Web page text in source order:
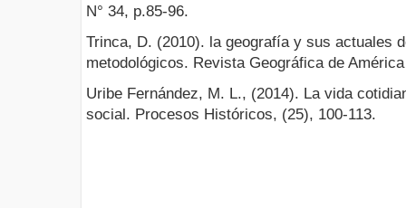
N° 34, p.85-96.
Trinca, D. (2010). la geografía y sus actuales
metodológicos. Revista Geográfica de
Uribe Fernández, M. L., (2014). La vida
social. Procesos Históricos, (25), 100-113.